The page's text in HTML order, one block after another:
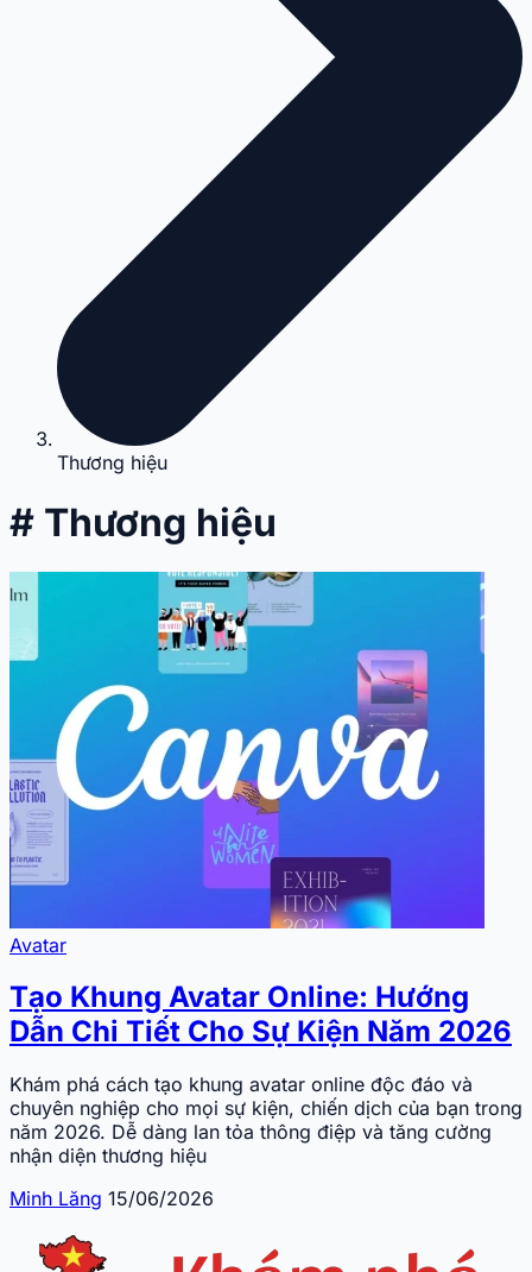
Thương hiệu
# Thương hiệu
Avatar
Tạo Khung Avatar Online: Hướng
Dẫn Chi Tiết Cho Sự Kiện Năm 2026
Khám phá cách tạo khung avatar online độc đáo và
chuyên nghiệp cho mọi sự kiện, chiến dịch của bạn trong
năm 2026. Dễ dàng lan tỏa thông điệp và tăng cường
nhận diện thương hiệu
Minh Lăng 15/06/2026